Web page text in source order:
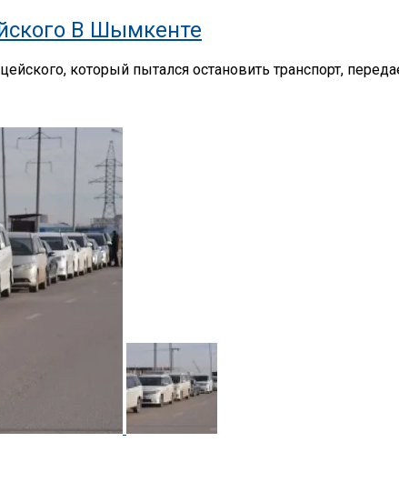
В Шымкенте
который пытался остановить транспорт,